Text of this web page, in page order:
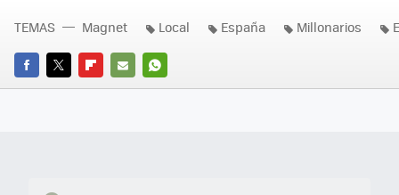
FACEBOOK
TWITTERFLIPBOARD
E-
WHATSAPP
TEMAS Magnet Local España Millonarios